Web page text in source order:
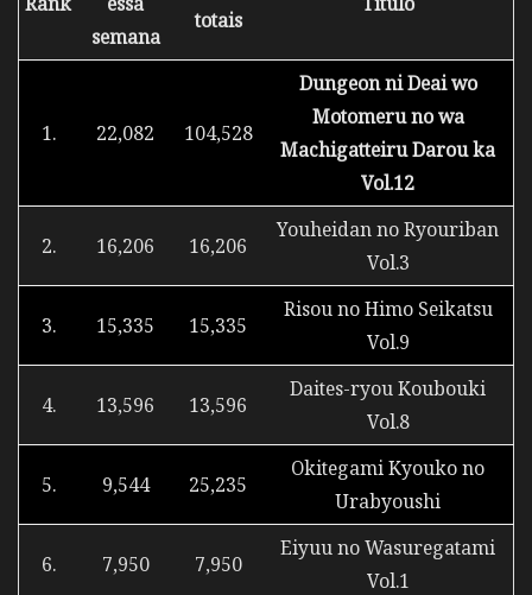
semana
totais
1. 22,082 104,528
Dungeon ni Deai wo
Motomeru no wa
Machigatteiru Darou ka
Vol.12
2. 16,206 16,206
Youheidan no Ryouriban
Vol.3
3. 15,335 15,335
Risou no Himo Seikatsu
Vol.9
4. 13,596 13,596
Daites-ryou Koubouki
Vol.8
5. 9,544 25,235
Okitegami Kyouko no
Urabyoushi
6. 7,950 7,950
Eiyuu no Wasuregatami
Vol.1